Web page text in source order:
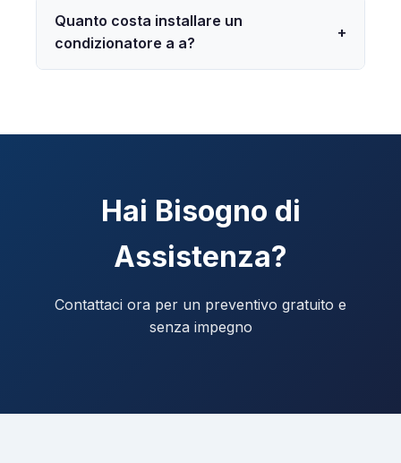
Quanto costa installare un
condizionatore a a?
+
Hai Bisogno di
Assistenza?
Contattaci ora per un preventivo gratuito e
senza impegno